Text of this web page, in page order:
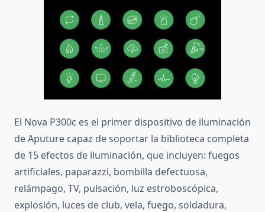
El Nova P300c es el primer dispositivo de iluminación
de Aputure capaz de soportar la biblioteca completa
de 15 efectos de iluminación, que incluyen: fuegos
artificiales, paparazzi, bombilla defectuosa,
relámpago, TV, pulsación, luz estroboscópica,
explosión, luces de club, vela, fuego, soldadura,